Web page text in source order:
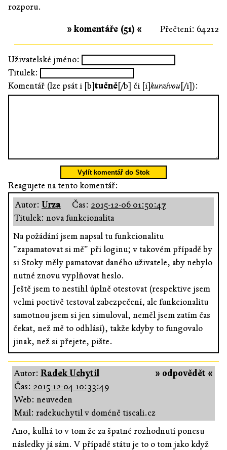
rozporu.
Přečtení: 64212
» komentáře (51) «
Uživatelské jméno:
Titulek:
Komentář (lze psát i [b]tučně[/b] či [i]kurzívou[/i]):
Vylít komentář do Stok
Reagujete na tento komentář:
Autor: Urza Čas: 2015-12-06 01:50:47
Titulek: nova funkcionalita
Na požádání jsem napsal tu funkcionalitu
"zapamatovat si mě" při loginu; v takovém případě by
si Stoky měly pamatovat daného uživatele, aby nebylo
nutné znovu vyplňovat heslo.
Ještě jsem to nestihl úplně otestovat (respektive jsem
velmi poctivě testoval zabezpečení, ale funkcionalitu
samotnou jsem si jen simuloval, neměl jsem zatím čas
čekat, než mě to odhlásí), takže kdyby to fungovalo
jinak, než si přejete, pište.
» odpovědět «
Autor: Radek Uchytil
Čas: 2015-12-04 10:33:49
Web: neuveden
Mail: radekuchytil v doméně tiscali.cz
Ano, kulhá to v tom že za špatné rozhodnutí ponesu
následky já sám. V případě státu je to o tom jako když